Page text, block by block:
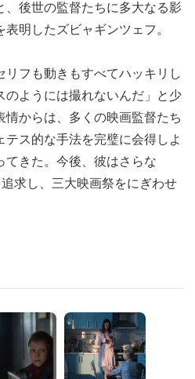
、後世の監督たちに多大なる影
明したズビャギンツェフ。
リフも動きもすべてハッキリし
のようには撮れないんだ」と少
情からは、多くの映画監督たち
テス的な手法を完璧に会得しよ
てきた。今後、彼はさらな
追求し、三大映画祭をにぎわせ